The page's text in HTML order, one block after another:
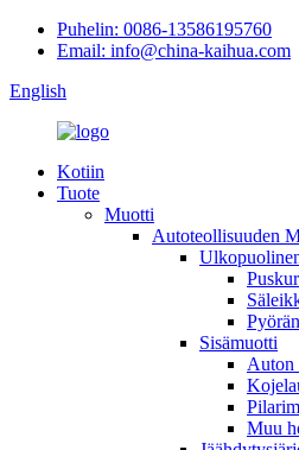
Puhelin: 0086-13586195760
Email: info@china-kaihua.com
English
Kotiin
Tuote
Muotti
Autoteollisuuden
Sisämuotti
Auton
Muu